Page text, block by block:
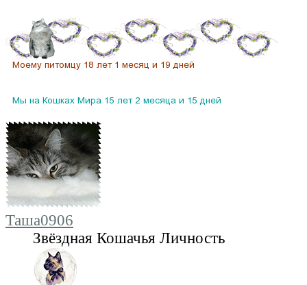
Таша0906
Звёздная Кошачья Личность